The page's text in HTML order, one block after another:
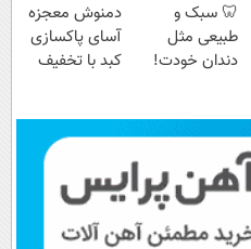
🦷 سبک و
طبیعی مثل
دندان خودت!
💳 📍 تهران
دمنوش معجزه
آسای پاکسازی
کبد با تخفیف